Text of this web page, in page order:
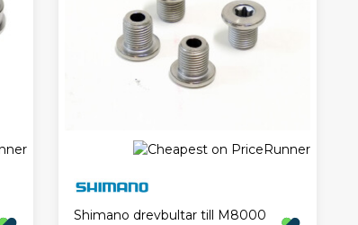
Shimano drevbultar till M8000